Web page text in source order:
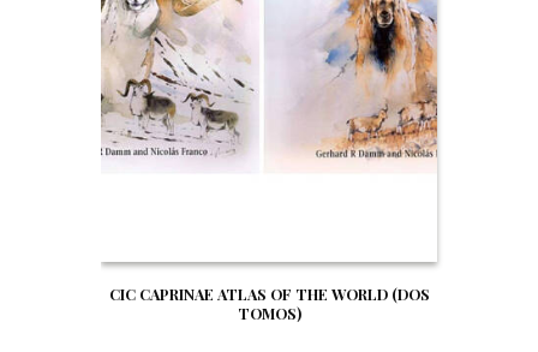
CIC CAPRINAE ATLAS OF THE WORLD (DOS
TOMOS)